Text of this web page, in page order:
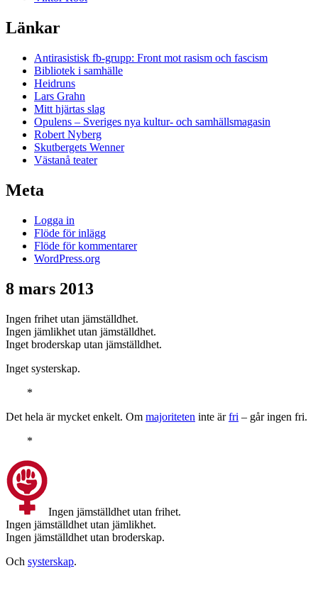
Länkar
Antirasistisk fb-grupp: Front mot rasism och fascism
Bibliotek i samhälle
Heidruns
Lars Grahn
Mitt hjärtas slag
Opulens – Sveriges nya kultur- och samhällsmagasin
Robert Nyberg
Skutbergets Wenner
Västanå teater
Meta
Logga in
Flöde för inlägg
Flöde för kommentarer
WordPress.org
8 mars 2013
Ingen frihet utan jämställdhet.
Ingen jämlikhet utan jämställdhet.
Inget broderskap utan jämställdhet.
Inget systerskap.
*
Det hela är mycket enkelt. Om majoriteten inte ärfri – går ingen fri.
*
Ingen jämställdhet utan frihet.
Ingen jämställdhet utan jämlikhet.
Ingen jämställdhet utan broderskap.
Och systerskap.